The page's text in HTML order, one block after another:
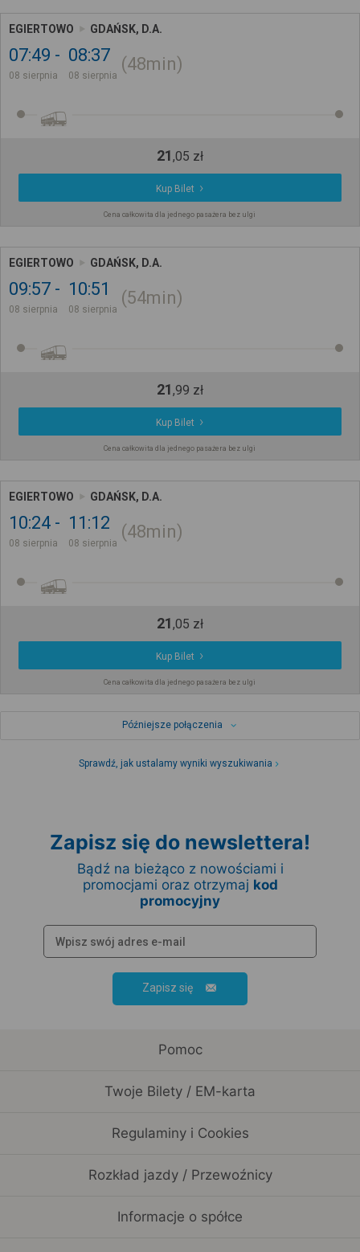
EGIERTOWO GDAŃSK, D.A.
07:49
08 sierpnia
08:37
08 sierpnia
48min
21,05 zł
Kup Bilet
Cena całkowita dla jednego pasażera bez ulgi
EGIERTOWO GDAŃSK, D.A.
09:57
08 sierpnia
10:51
08 sierpnia
54min
21,99 zł
Kup Bilet
Cena całkowita dla jednego pasażera bez ulgi
EGIERTOWO GDAŃSK, D.A.
10:24
08 sierpnia
11:12
08 sierpnia
48min
21,05 zł
Kup Bilet
Cena całkowita dla jednego pasażera bez ulgi
Późniejsze połączenia
Sprawdź, jak ustalamy wyniki wyszukiwania
Zapisz się do newslettera!
Bądź na bieżąco z nowościami i
promocjami oraz otrzymaj kod
promocyjny
Zapisz się
Pomoc
Twoje Bilety / EM-karta
Regulaminy i Cookies
Rozkład jazdy / Przewoźnicy
Informacje o spółce